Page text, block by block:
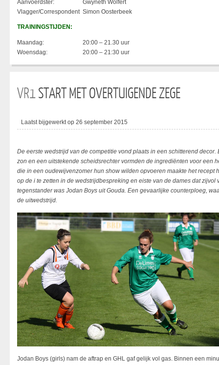
Aanvoerdster:
Gwyneth Wolfert
Vlagger/Correspondent Simon Oosterbeek
TRAININGSTIJDEN:
Maandag:
20:00 – 21.30 uur
Woensdag:
20:00 – 21:30 uur
VR1 START MET OVERTUIGENDE ZEGE
Laatst bijgewerkt op 26 september 2015
De eerste wedstrijd van de competitie vond plaats in een schitterend
zon en een uitstekende scheidsrechter vormden de ingrediënten voor een
die in een oudewijvenzomer hun show wilden opvoeren maakte het recept
op de i te zetten in de wedstrijdbespreking en eiste van de dames dat zijvol
tegenstander was Jodan Boys uit Gouda. Een gevaarlijke counterploeg,
de uitwedstrijd.
Jodan Boys (girls) nam de aftrap en GHL gaf gelijk vol gas. Binnen een